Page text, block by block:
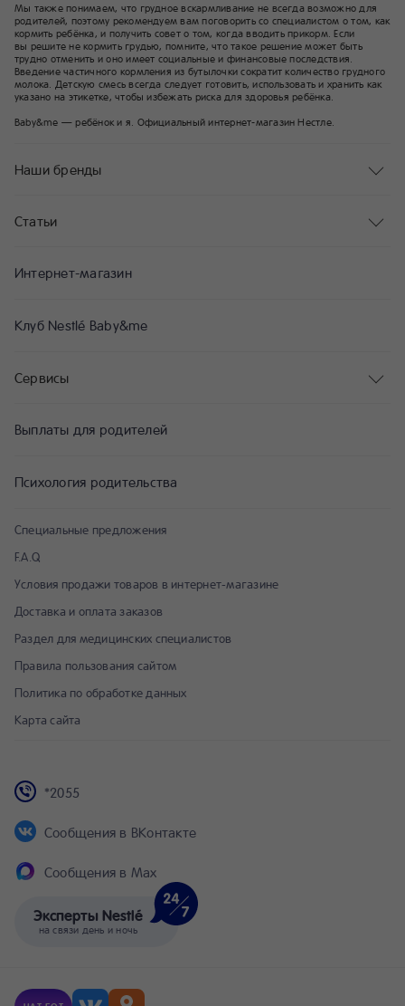
Мы также понимаем, что грудное вскармливание не всегда возможно для
родителей, поэтому рекомендуем вам поговорить со специалистом о том, как
кормить ребёнка, и получить совет о том, когда вводить прикорм. Если
вы решите не кормить грудью, помните, что такое решение может быть
трудно отменить и оно имеет социальные и финансовые последствия.
Введение частичного кормления из бутылочки сократит количество грудного
молока. Детскую смесь всегда следует готовить, использовать и хранить как
указано на этикетке, чтобы избежать риска для здоровья ребёнка.
Baby&me — ребёнок и я. Официальный интернет-магазин Нестле.
Наши бренды
Статьи
Специальные предложения
F.A.Q
Условия продажи товаров в интернет-магазине
Доставка и оплата заказов
Раздел для медицинских специалистов
Правила пользования сайтом
Политика по обработке данных
Карта сайта
Эксперты Nestlé
на связи день и ночь
*2055
Сообщения в ВКонтакте
Сообщения в Max
Интернет-магазин
Клуб Nestlé Baby&me
Сервисы
Выплаты для родителей
Психология родительства